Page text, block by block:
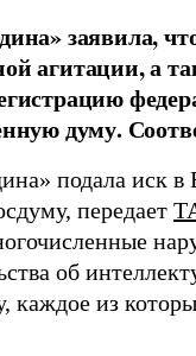
заявила,
агитации, а
думу.
подала иск в
передает
об
каждое из